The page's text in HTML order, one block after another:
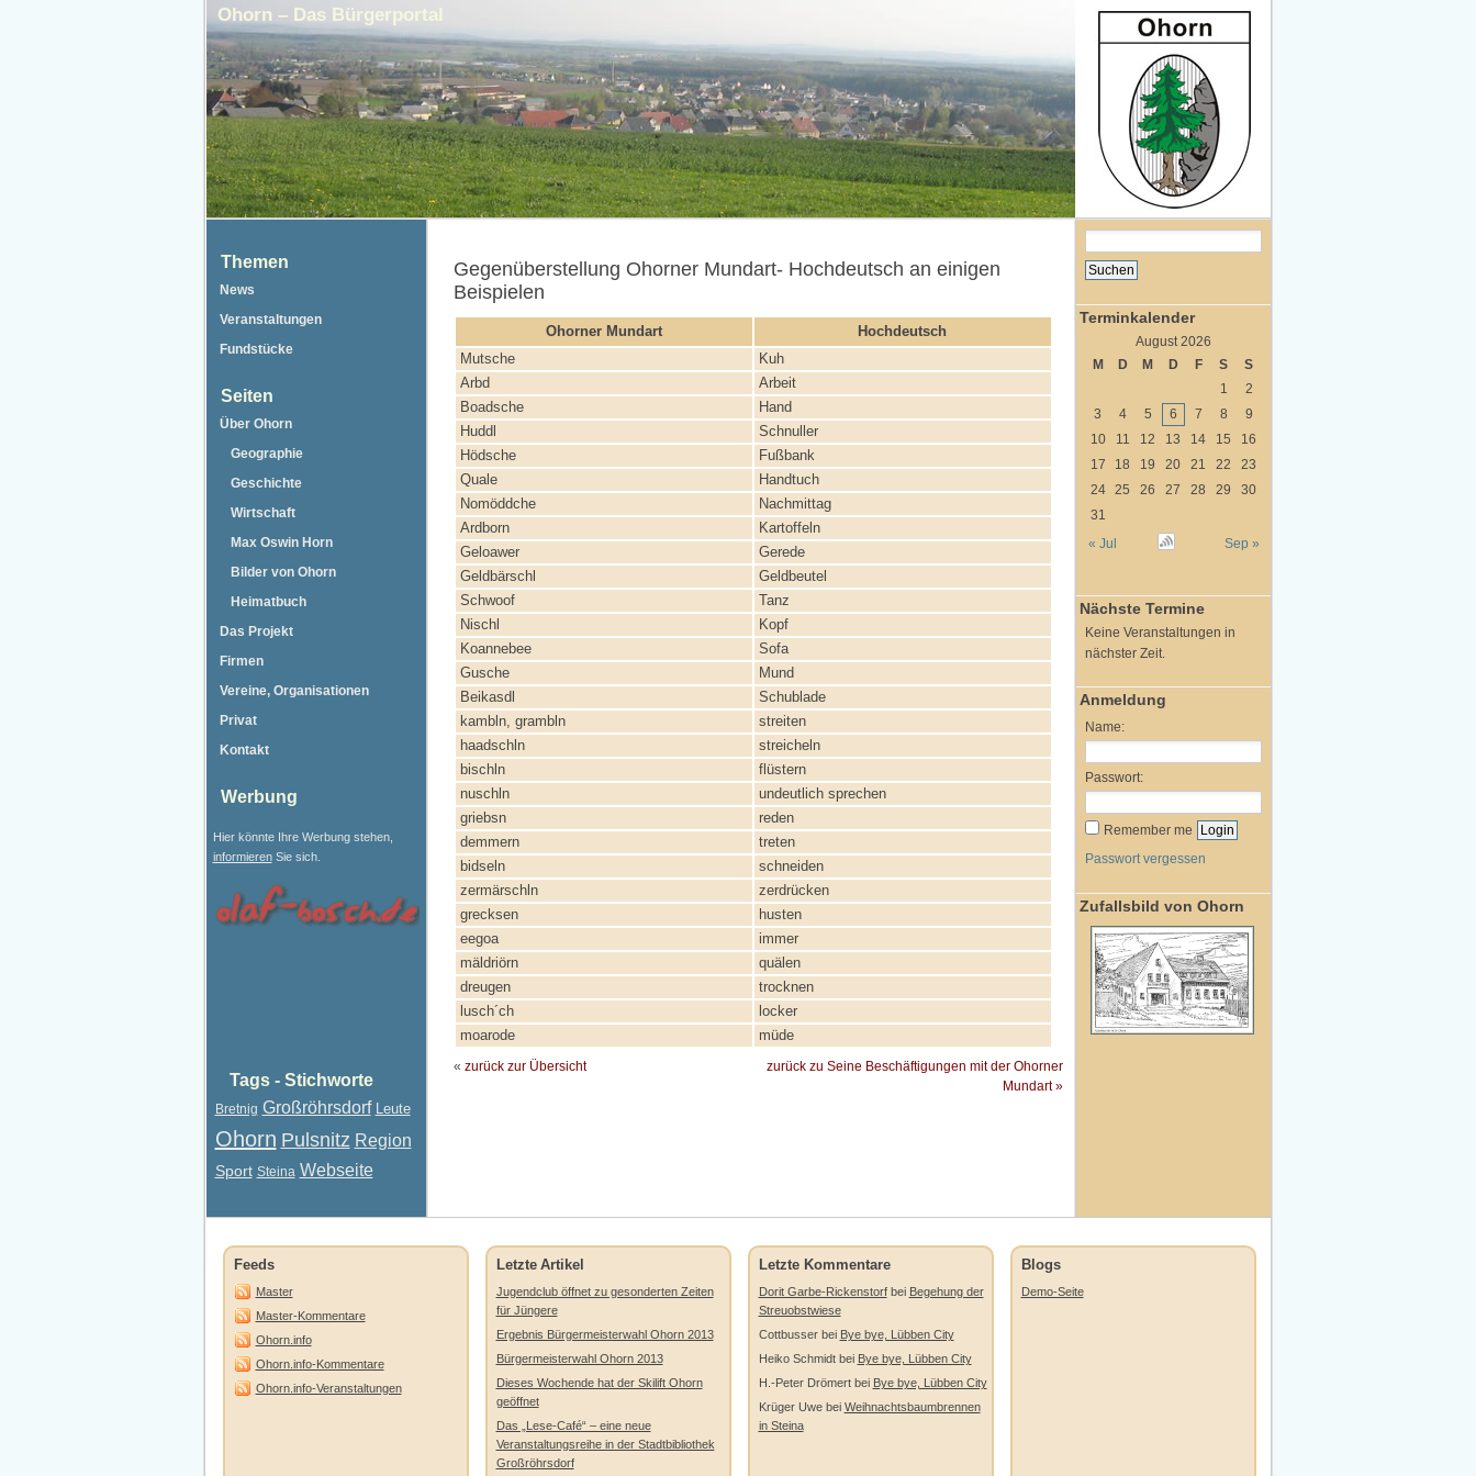
Ohorn – Das Bürgerportal
Gegenüberstellung Ohorner Mundart- Hochdeutsch an einigen
Beispielen
Ohorner Mundart
Hochdeutsch
Mutsche
Kuh
Arbd
Arbeit
Boadsche
Hand
Huddl
Schnuller
Hödsche
Fußbank
Quale
Handtuch
Nomöddche
Nachmittag
Ardborn
Kartoffeln
Geloawer
Gerede
Geldbärschl
Geldbeutel
Schwoof
Tanz
Nischl
Kopf
Koannebee
Sofa
Gusche
Mund
Beikasdl
Schublade
kambln, grambln
streiten
haadschln
streicheln
bischln
flüstern
nuschln
undeutlich sprechen
griebsn
reden
demmern
treten
bidseln
schneiden
zermärschln
zerdrücken
grecksen
husten
eegoa
immer
mäldriörn
quälen
dreugen
trocknen
lusch´ch
locker
moarode
müde
« zurück zur Übersicht
zurück zu Seine Beschäftigungen mit der Ohorner
Mundart »
Themen
News
Veranstaltungen
Fundstücke
Seiten
Über Ohorn
Geographie
Geschichte
Wirtschaft
Max Oswin Horn
Bilder von Ohorn
Heimatbuch
Das Projekt
Firmen
Vereine, Organisationen
Privat
Kontakt
Werbung
Hier könnte Ihre Werbung stehen,
informierenSie sich.
Tags - Stichworte
Bretnig Großröhrsdorf Leute
Ohorn Pulsnitz Region
Sport Steina Webseite
Terminkalender
August 2026
M
D M D F S
S
1
2
3
4 5 6 7 8
9
10
11 12 13 14 15
16
17
18 19 20 21 22
23
24
25 26 27 28 29
30
31
« Jul
Sep »
Nächste Termine
Keine Veranstaltungen in
nächster Zeit.
Anmeldung
Name:
Passwort:
Remember me
Passwort vergessen
Zufallsbild von Ohorn
Feeds
Master
Master-Kommentare
Ohorn.info
Ohorn.info-Kommentare
Ohorn.info-Veranstaltungen
Letzte Artikel
Jugendclub öffnet zu gesonderten Zeiten
für Jüngere
Ergebnis Bürgermeisterwahl Ohorn 2013
Bürgermeisterwahl Ohorn 2013
Dieses Wochende hat der Skilift Ohorn
geöffnet
Das „Lese-Café“ – eine neue
Veranstaltungsreihe in der Stadtbibliothek
Großröhrsdorf
Letzte Kommentare
Dorit Garbe-Rickenstorfbei Begehung der
Streuobstwiese
Cottbusserbei Bye bye, Lübben City
Heiko Schmidtbei Bye bye, Lübben City
H.-Peter Drömertbei Bye bye, Lübben City
Krüger Uwebei Weihnachtsbaumbrennen
in Steina
Blogs
Demo-Seite